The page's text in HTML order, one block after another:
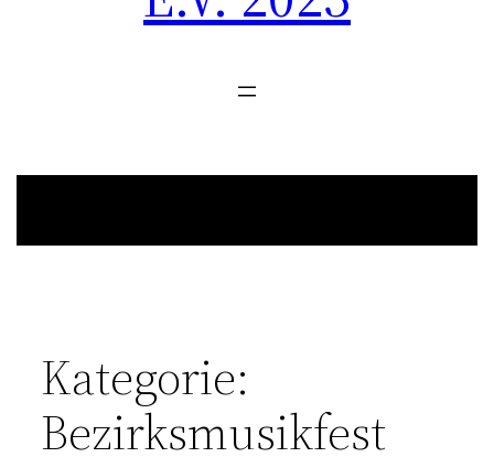
Kategorie:
Bezirksmusikfest